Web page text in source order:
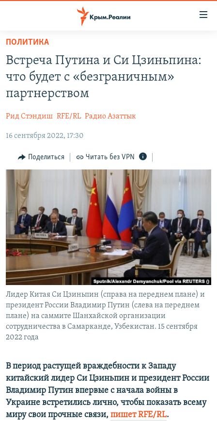
Вернуться
основному
содержанию
главной
Вернутся
поиску
СПЕЦПРОЕКТЫ
11 ЛЕТ ОККУПАЦИИ КРЫМА. 11 ИСТОРИЙ СОПРОТИВЛЕНИЯ
ЕЩЕ
ИНТЕРАКТИВ
ИНФОГРАФИКА
ТЕЛЕПРОЕКТ КРЫМ.РЕАЛИИ
СОВЕТЫ ПРАВОЗАЩИТНИКОВ
ПРОПАВШИЕ БЕЗ ВЕСТИ
ПОБЕДИТЕЛЕЙ НЕ СУДЯТ?
КРЫМ.НЕПОКОРЕННЫЙ
УКРАИНСКАЯ ПРОБЛЕМА КРЫМА
РАДІО СВОБОДА
КАК ОБОЙТИ БЛОКИРОВКУ
Українською
Qırımtatar
ПРИСОЕДИНЯЙТЕСЬ!
Все сайты RFE/RL
ПОЛИТИКА
Встреча Путина и Си Цзиньпина:
что будет с «безграничным»
партнерством
Рид Стэндиш RFE/RL Радио Азаттык
16 сентября 2022, 17:30
Поделиться Читать без VPN
Лидер Китая Си Цзиньпин (справа на переднем плане) и
президент России Владимир Путин (слева на переднем
плане) на саммите Шанхайской организации
сотрудничества в Самарканде, Узбекистан. 15 сентября
2022 года
В период растущей враждебности к Западу
китайский лидер Си Цзиньпин и президент России
Владимир Путин впервые с начала войны в
Украине встретились лично, чтобы показать всему
миру свои прочные связи, пишет RFE/RL.